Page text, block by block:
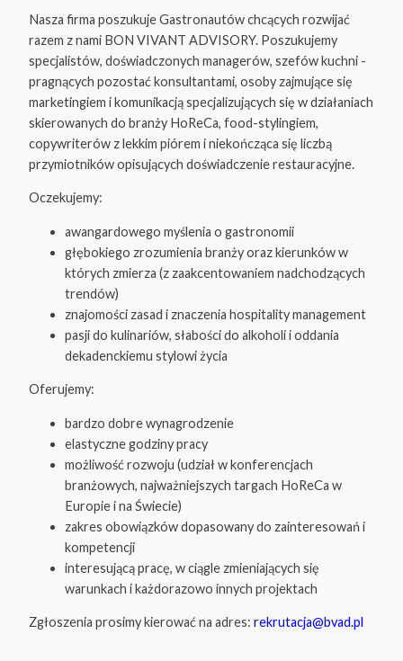
Nasza firma poszukuje Gastronautów chcących rozwijać
razem z nami BON VIVANT ADVISORY. Poszukujemy
specjalistów, doświadczonych managerów, szefów kuchni -
pragnących pozostać konsultantami, osoby zajmujące się
marketingiem i komunikacją specjalizujących się w działaniach
skierowanych do branży HoReCa, food-stylingiem,
copywriterów z lekkim piórem i niekończąca się liczbą
przymiotników opisujących doświadczenie restauracyjne.
Oczekujemy:
awangardowego myślenia o gastronomii
głębokiego zrozumienia branży oraz kierunków w
których zmierza (z zaakcentowaniem nadchodzących
trendów)
znajomości zasad i znaczenia hospitality management
pasji do kulinariów, słabości do alkoholi i oddania
dekadenckiemu stylowi życia
Oferujemy:
bardzo dobre wynagrodzenie
elastyczne godziny pracy
możliwość rozwoju (udział w konferencjach
branżowych, najważniejszych targach HoReCa w
Europie i na Świecie)
zakres obowiązków dopasowany do zainteresowań i
kompetencji
interesującą pracę, w ciągle zmieniających się
warunkach i każdorazowo innych projektach
Zgłoszenia prosimy kierować na adres: rekrutacja@bvad.pl